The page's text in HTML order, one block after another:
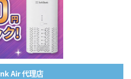
Air 代理店